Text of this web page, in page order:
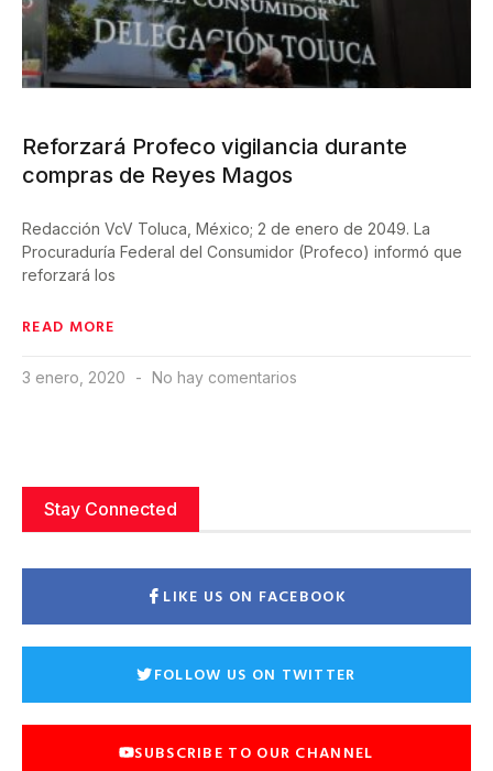
Reforzará Profeco vigilancia durante
compras de Reyes Magos
Redacción VcV Toluca, México; 2 de enero de 2049. La
Procuraduría Federal del Consumidor (Profeco) informó que
reforzará los
READ MORE
3 enero, 2020 No hay comentarios
Stay Connected
LIKE US ON FACEBOOK
FOLLOW US ON TWITTER
SUBSCRIBE TO OUR CHANNEL